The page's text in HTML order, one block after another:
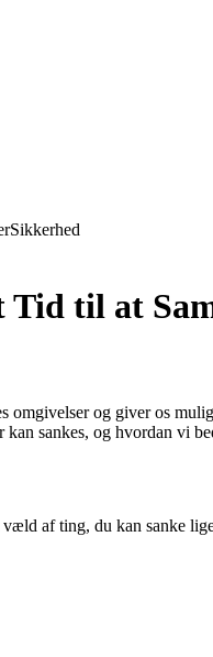
Sikkerhed
Tid til at
og giver os
sankes, og hvordan vi
af ting, du kan sanke